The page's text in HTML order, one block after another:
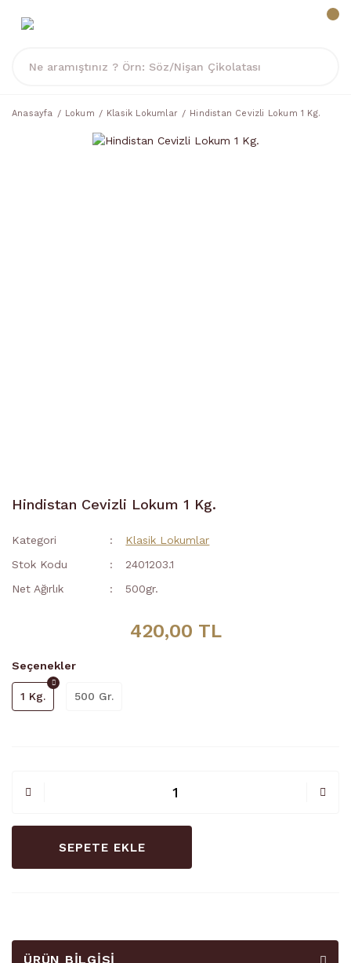
Anasayfa Lokum Klasik Lokumlar Hindistan Cevizli Lokum 1 Kg.
Hindistan Cevizli Lokum 1 Kg.
Kategori
Klasik Lokumlar
Stok Kodu
2401203.1
Net Ağırlık
500gr.
420,00 TL
Seçenekler
1 Kg. 500 Gr.
SEPETE EKLE
ÜRÜN BILGISI